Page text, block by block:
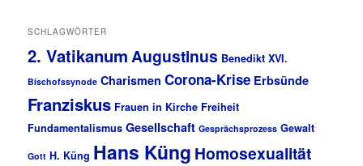
SCHLAGWÖRTER
2. VatikanumAugustinus Benedikt XVI.
Bischofssynode Charismen Corona-Krise Erbsünde
Franziskus Frauen in Kirche Freiheit
Fundamentalismus Gesellschaft Gesprächsprozess Gewalt
Gott H. Küng Hans Küng Homosexualität